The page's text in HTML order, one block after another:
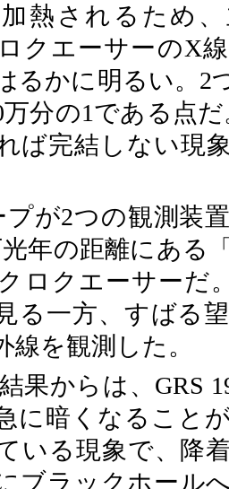
熱されるため
クエーサーのX
るかに明るい。2
分の1である点
ば完結しない現
プが2つの観測装
年の距離にある
ロクエーサーだ
る一方、すばる
線を観測した。
果からは、GRS
に暗くなること
いる現象で、降
ブラックホール